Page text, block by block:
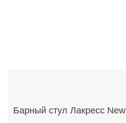
Барный стул Лакресс New